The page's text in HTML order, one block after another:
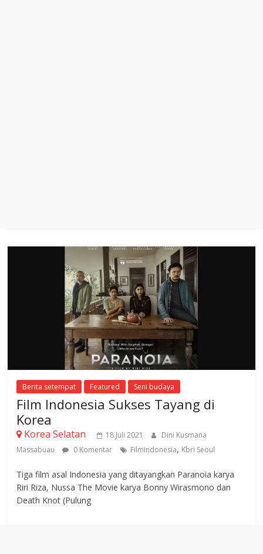
Berita setempat Featured Seni budaya
Film Indonesia Sukses Tayang di
Korea
Korea Selatan 18 Juli 2021
Dini Kusmana
Massabuau
0 Komentar Filmindonesia, Kbri Seoul
Tiga film asal Indonesia yang ditayangkan Paranoia karya
Riri Riza, Nussa The Movie karya Bonny Wirasmono dan
Death Knot (Pulung